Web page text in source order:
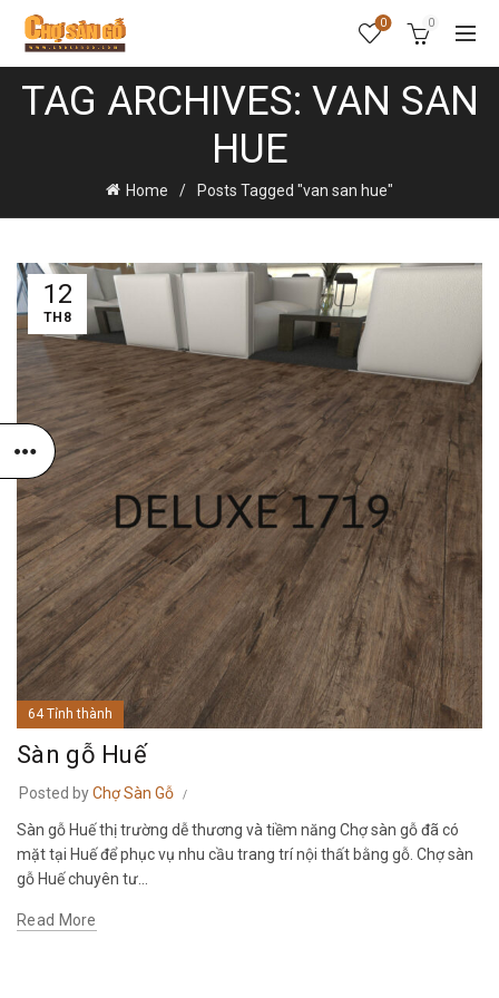
0 0
TAG ARCHIVES: VAN SAN
HUE
Home Posts Tagged "van san hue"
12
TH8
64 Tỉnh thành
Sàn gỗ Huế
Posted byChợ Sàn Gỗ
Sàn gỗ Huế thị trường dễ thương và tiềm năng Chợ sàn gỗ đã có
mặt tại Huế để phục vụ nhu cầu trang trí nội thất bằng gỗ. Chợ sàn
gỗ Huế chuyên tư...
Read More